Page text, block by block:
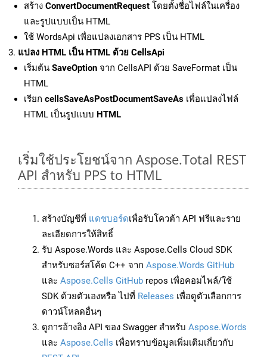
สร้าง ConvertDocumentRequest โดยตั้งชื่อไฟล์ในเครื่อง
และรูปแบบเป็น HTML
ใช้ WordsApi เพื่อแปลงเอกสาร PPS เป็น HTML
แปลง HTML เป็น HTML ด้วย CellsApi
เริ่มต้น SaveOption จาก CellsAPI ด้วย SaveFormat เป็น
HTML
เรียก cellsSaveAsPostDocumentSaveAs เพื่อแปลงไฟล์
HTML เป็นรูปแบบ HTML
เริ่มใช้ประโยชน์จาก Aspose.Total REST
API สำหรับ PPS to HTML
สร้างบัญชีที่ แดชบอร์ดเพื่อรับโควต้า API ฟรีและราย
ละเอียดการให้สิทธิ์
รับ Aspose.Words และ Aspose.Cells Cloud SDK
สำหรับซอร์สโค้ด C++ จาก Aspose.Words GitHub
และ Aspose.Cells GitHub repos เพื่อคอมไพล์/ใช้
SDK ด้วยตัวเองหรือ ไปที่ Releases เพื่อดูตัวเลือกการ
ดาวน์โหลดอื่นๆ
ดูการอ้างอิง API ของ Swagger สำหรับ Aspose.Words
และ Aspose.Cells เพื่อทราบข้อมูลเพิ่มเติมเกี่ยวกับ